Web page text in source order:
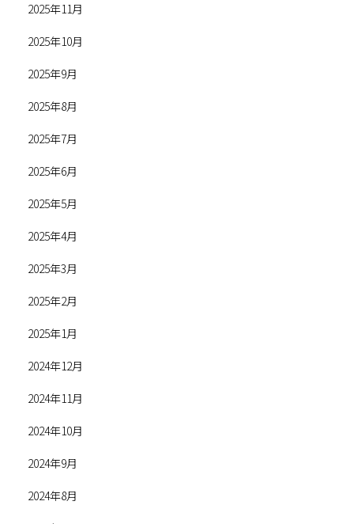
2025年11月
2025年10月
2025年9月
2025年8月
2025年7月
2025年6月
2025年5月
2025年4月
2025年3月
2025年2月
2025年1月
2024年12月
2024年11月
2024年10月
2024年9月
2024年8月